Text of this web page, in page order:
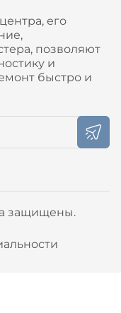
его
позволяют
и
быстро и
защищены.